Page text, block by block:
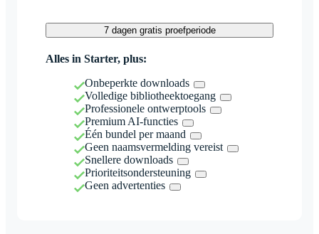
7 dagen gratis proefperiode
Alles in Starter, plus:
Onbeperkte downloads
Volledige bibliotheektoegang
Professionele ontwerptools
Premium AI-functies
Één bundel per maand
Geen naamsvermelding vereist
Snellere downloads
Prioriteitsondersteuning
Geen advertenties